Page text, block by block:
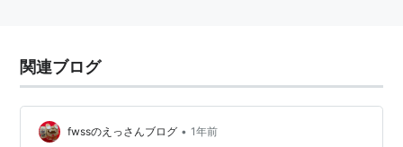
関連ブログ
fwssのえっさんブログ • 1年前